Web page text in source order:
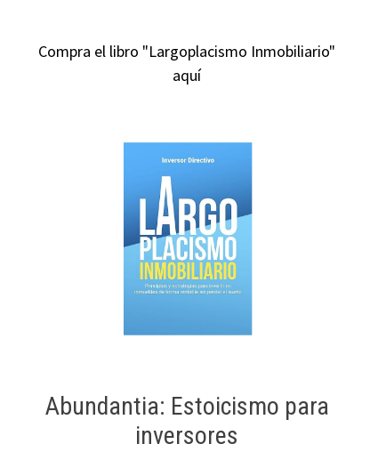
Compra el libro "Largoplacismo Inmobiliario"
aquí
Abundantia: Estoicismo para
inversores